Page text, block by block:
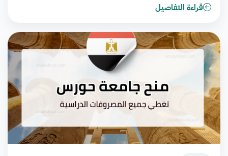
قراءة التفاصيل